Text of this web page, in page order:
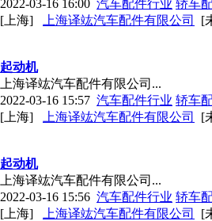
2022-03-16 16:00 汽车配件行业 轿车
[上海]
上海译竑汽车配件有限公司 [
起动机
上海译竑汽车配件有限公司...
2022-03-16 15:57 汽车配件行业 轿车
[上海]
上海译竑汽车配件有限公司 [
起动机
上海译竑汽车配件有限公司...
2022-03-16 15:56 汽车配件行业 轿车
[上海]
上海译竑汽车配件有限公司 [